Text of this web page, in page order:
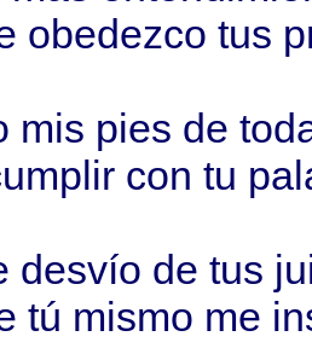
obedezco tus
mis pies de
con tu
desvío de tus
tú mismo me